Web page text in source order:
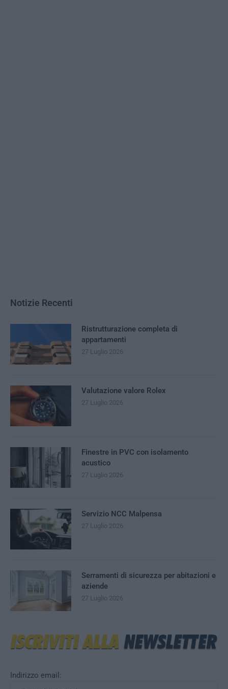
Indirizzo email:
Notizie Recenti
Ristrutturazione completa di
appartamenti
27 Luglio 2026
Valutazione valore Rolex
27 Luglio 2026
Finestre in PVC con isolamento
acustico
27 Luglio 2026
Servizio NCC Malpensa
27 Luglio 2026
Serramenti di sicurezza per abitazioni e
aziende
27 Luglio 2026